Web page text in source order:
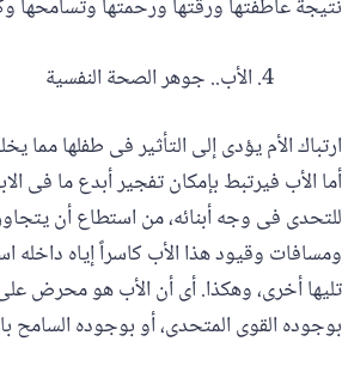
نتيجة عاطفتها ورقتها ورحمتها وتسامحها
الأب.. جوهر الصحة النفسية
ارتباك الأم يؤدى إلى التأثير فى طفلها مما
أما الأب فيرتبط بإمكان تفجير أبدع ما فى
للتحدى فى وجه أبنائه، من استطاع أن
ومسافات وقيود هذا الأب كاسراً إياه داخله
تليها أخرى، وهكذا. أى أن الأب هو محرض على
بوجوده القوى المتحدى، أو بوجوده السامح